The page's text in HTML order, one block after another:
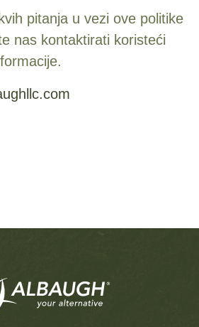
pitanja u vezi ove politike
nas kontaktirati koristeći